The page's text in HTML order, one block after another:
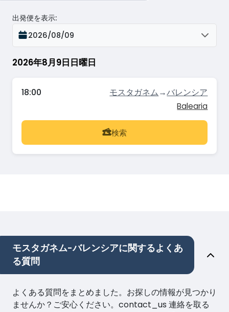
2026年8月9日日曜日
出発便を表示:
2026/08/09
18:00 モスタガネム→バレンシア
Balearia
検索
モスタガネム-バレンシアに関するよくあ
る質問
よくある質問をまとめました。お探しの情報が見つかり
ませんか？ご安心ください。contact_us 連絡を取る